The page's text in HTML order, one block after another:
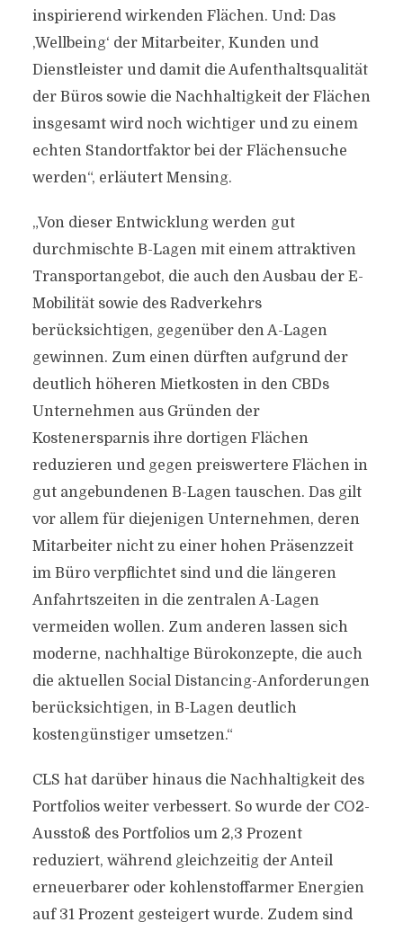
inspirierend wirkenden Flächen. Und: Das
‚Wellbeing‘ der Mitarbeiter, Kunden und
Dienstleister und damit die Aufenthaltsqualität
der Büros sowie die Nachhaltigkeit der Flächen
insgesamt wird noch wichtiger und zu einem
echten Standortfaktor bei der Flächensuche
werden“, erläutert Mensing.
„Von dieser Entwicklung werden gut
durchmischte B-Lagen mit einem attraktiven
Transportangebot, die auch den Ausbau der E-
Mobilität sowie des Radverkehrs
berücksichtigen, gegenüber den A-Lagen
gewinnen. Zum einen dürften aufgrund der
deutlich höheren Mietkosten in den CBDs
Unternehmen aus Gründen der
Kostenersparnis ihre dortigen Flächen
reduzieren und gegen preiswertere Flächen in
gut angebundenen B-Lagen tauschen. Das gilt
vor allem für diejenigen Unternehmen, deren
Mitarbeiter nicht zu einer hohen Präsenzzeit
im Büro verpflichtet sind und die längeren
Anfahrtszeiten in die zentralen A-Lagen
vermeiden wollen. Zum anderen lassen sich
moderne, nachhaltige Bürokonzepte, die auch
die aktuellen Social Distancing-Anforderungen
berücksichtigen, in B-Lagen deutlich
kostengünstiger umsetzen.“
CLS hat darüber hinaus die Nachhaltigkeit des
Portfolios weiter verbessert. So wurde der CO2-
Ausstoß des Portfolios um 2,3 Prozent
reduziert, während gleichzeitig der Anteil
erneuerbarer oder kohlenstoffarmer Energien
auf 31 Prozent gesteigert wurde. Zudem sind